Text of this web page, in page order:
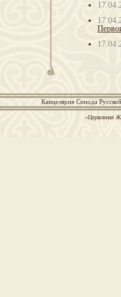
Канцелярия Синода
«Церковная